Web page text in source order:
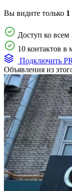
Вы видите только 1
Доступ ко
10 контактов в
Подключить
Объявления из